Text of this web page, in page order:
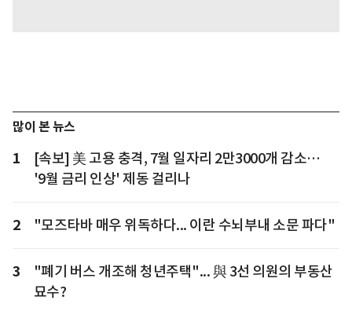
많이 본 뉴스
1
[속보] 美 고용 충격, 7월 일자리 2만3000개 감소…
'9월 금리 인상' 제동 걸리나
2 "모즈타바 매우 위독하다... 이란 수뇌부내 소문 파다"
3
"폐기 버스 개조해 청년주택"... 與 3선 의원의 부동산
묘수?